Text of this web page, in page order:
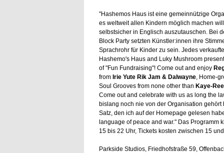
"Hashemos Haus ist eine gemeinnützige
es weltweit allen Kindern möglich machen
selbstsicher in Englisch auszutauschen. Bei
Block Party setzten Künstler:innen ihre
Sprachrohr für Kinder zu sein. Jedes
Hashemo's Haus and Luky Mushroom
of "Fun Fundraising"! Come out and enjoy
from Irie Yute Rik Jam & Dalwayne, Home-
Soul Grooves from none other than Kaye-Ree
Come out and celebrate with us as long the
bislang noch nie von der Organisation
Satz, den ich auf der Homepage gelesen
language of peace and war." Das Programm
15 bis 22 Uhr, Tickets kosten zwischen 15
Parkside Studios, Friedhofstraße 59,